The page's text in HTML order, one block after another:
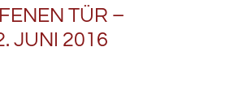
TÜR –
JUNI 2016